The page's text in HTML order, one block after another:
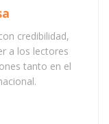
credibilidad,
a los lectores
tanto en el